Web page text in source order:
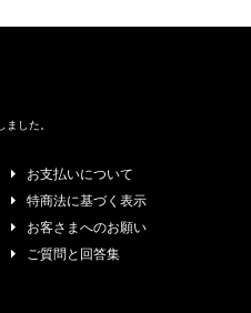
した。
お支払いについて
特商法に基づく表示
お客さまへのお願い
ご質問と回答集